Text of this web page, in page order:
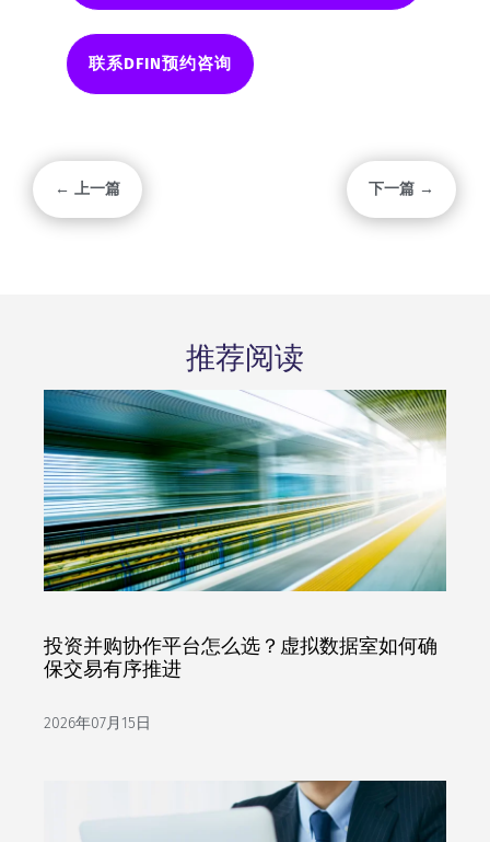
联系DFIN预约咨询
← 上一篇 下一篇 →
推荐阅读
投资并购协作平台怎么选？虚拟数据室如何确
保交易有序推进
2026年07月15日